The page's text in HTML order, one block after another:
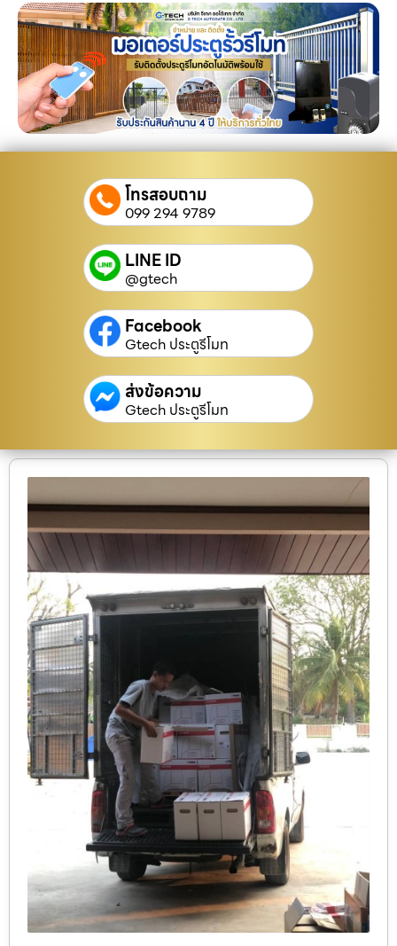
โทรสอบถาม
099 294 9789
LINE ID
@gtech
Facebook
Gtech ประตูรีโมท
ส่งข้อความ
Gtech ประตูรีโมท